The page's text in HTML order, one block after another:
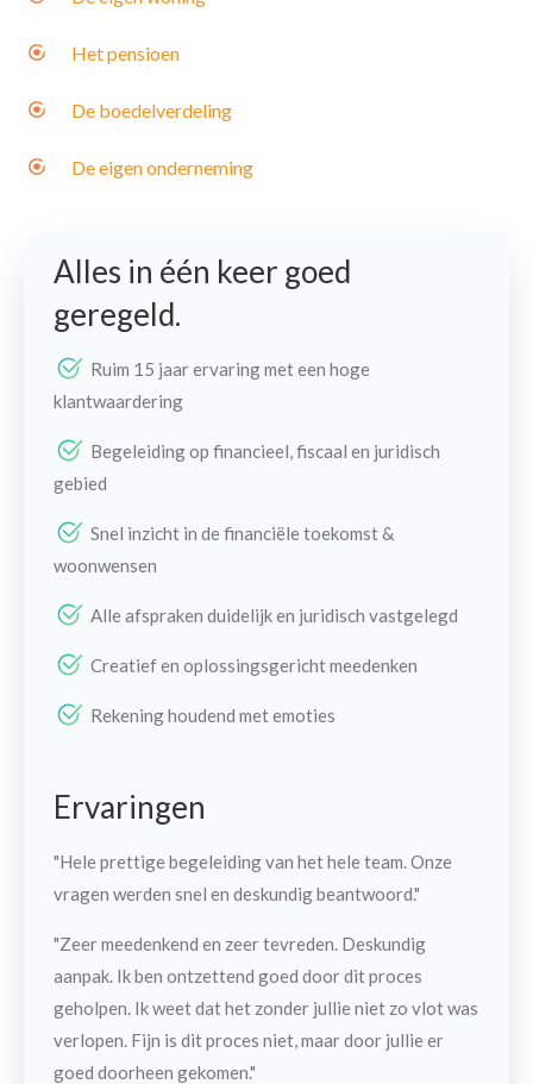
Het pensioen
De boedelverdeling
De eigen onderneming
Alles in één keer goed
geregeld.
Ruim 15 jaar ervaring met een hoge
klantwaardering
Begeleiding op financieel, fiscaal en juridisch
gebied
Snel inzicht in de financiële toekomst &
woonwensen
Alle afspraken duidelijk en juridisch vastgelegd
Creatief en oplossingsgericht meedenken
Rekening houdend met emoties
Ervaringen
"Hele prettige begeleiding van het hele team. Onze
vragen werden snel en deskundig beantwoord."
"Zeer meedenkend en zeer tevreden. Deskundig
aanpak. Ik ben ontzettend goed door dit proces
geholpen. Ik weet dat het zonder jullie niet zo vlot was
verlopen. Fijn is dit proces niet, maar door jullie er
goed doorheen gekomen."